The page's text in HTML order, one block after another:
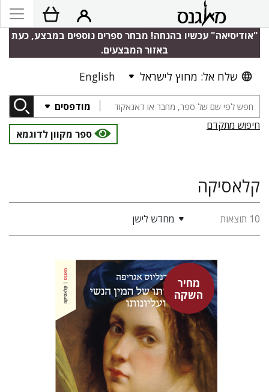
"אודיסיאה" עכשיו בהנחה! מבחר ספרים נוספים במבצע, כעת
באזור המבצעים.
שלח אל: מחוץ לישראל English
מודפסים
חיפוש מתקדם
ספר מקוון לדוגמא
קלאסיקה
10 תוצאות מחדש לישן
מחיר
השקה
היינריך קורנליוס אגריפה
אבנר בן-זקן
נתן רון